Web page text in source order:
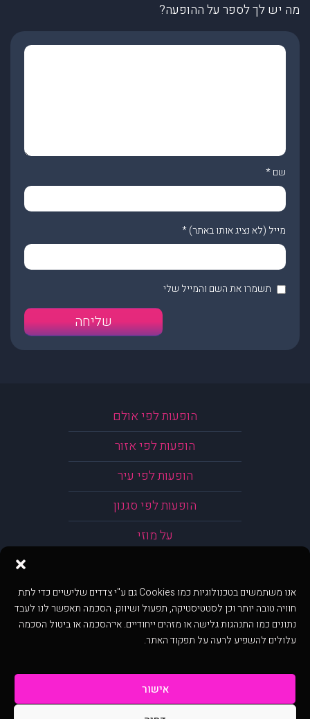
אנו משתמשים בטכנולוגיות כמו Cookies גם ע"י צדדים שלישיים כדי לתת
חוויה טובה יותר וכן לסטטיסטיקה, תפעול ושיווק. הסכמה תאפשר לנו לעבד
נתונים כמו התנהגות גלישה או מזהים ייחודיים. אי־הסכמה או ביטול הסכמה
עלולים להשפיע לרעה על תפקוד האתר.
אישור
מה יש לך לספר על ההופעה?
שם*
מייל (לא נציג אותו באתר)*
תשמרו את השם והמייל שלי
הופעות לפי אולם
הופעות לפי אזור
הופעות לפי עיר
הופעות לפי סגנון
על מוזי